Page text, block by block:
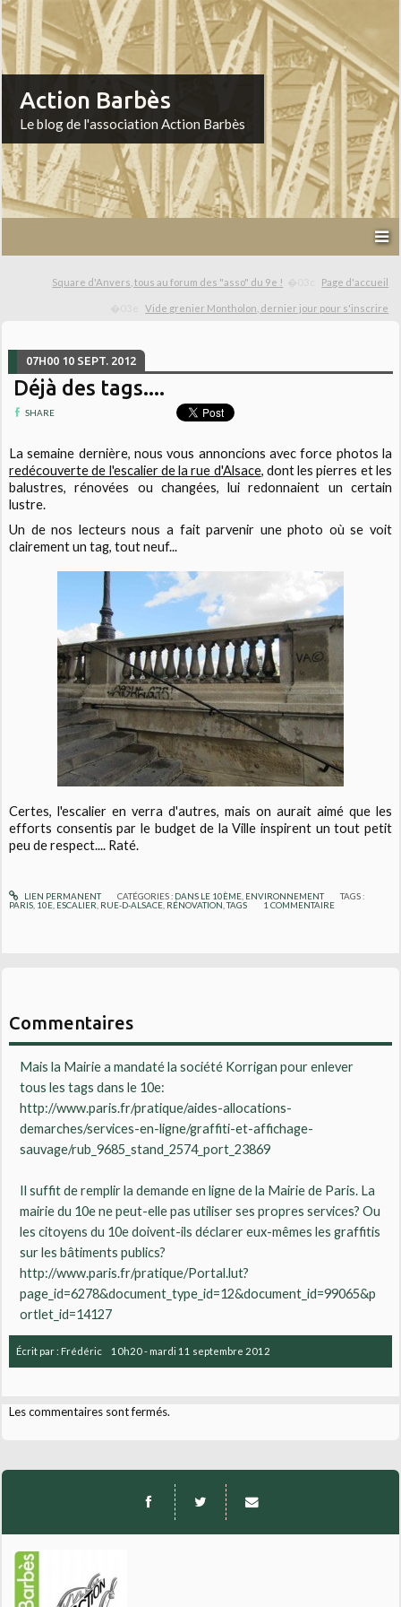
Action Barbès
Le blog de l'association Action Barbès
Square d'Anvers, tous au forum des "asso" du 9e ! Page d'accueil
Vide grenier Montholon, dernier jour pour s'inscrire
07H00 10 SEPT. 2012
Déjà des tags....
SHARE
La semaine dernière, nous vous annoncions avec force photos la
redécouverte de l'escalier de la rue d'Alsace, dont les pierres et les
balustres, rénovées ou changées, lui redonnaient un certain
lustre.
Un de nos lecteurs nous a fait parvenir une photo où se voit
clairement un tag, tout neuf...
Certes, l'escalier en verra d'autres, mais on aurait aimé que les
efforts consentis par le budget de la Ville inspirent un tout petit
peu de respect.... Raté.
LIEN PERMANENT CATÉGORIES : DANS LE 10ÈME, ENVIRONNEMENT
TAGS :
PARIS 10E ESCALIER RUE-D-ALSACE RÉNOVATION ,TAGS 1 COMMENTAIRE
Commentaires
Mais la Mairie a mandaté la société Korrigan pour enlever
tous les tags dans le 10e:
http://www.paris.fr/pratique/aides-allocations-
demarches/services-en-ligne/graffiti-et-affichage-
sauvage/rub_9685_stand_2574_port_23869
Il suffit de remplir la demande en ligne de la Mairie de Paris. La
mairie du 10e ne peut-elle pas utiliser ses propres services? Ou
les citoyens du 10e doivent-ils déclarer eux-mêmes les graffitis
sur les bâtiments publics?
http://www.paris.fr/pratique/Portal.lut?
page_id=6278&document_type_id=12&document_id=99065&p
ortlet_id=14127
Écrit par : Frédéric 10h20- mardi 11 septembre 2012
Les commentaires sont fermés.